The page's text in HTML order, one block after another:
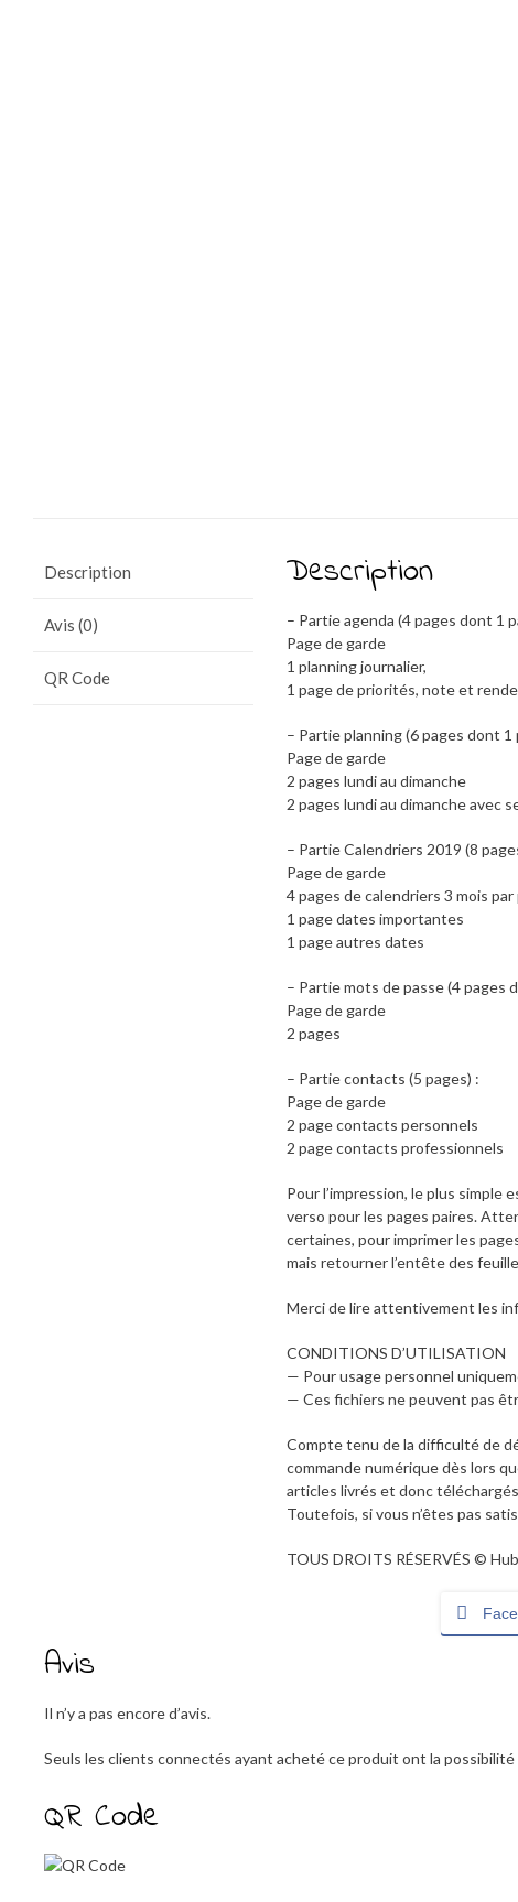
Description
Avis (0)
QR Code
Description
– Partie agenda (4 pages dont 1
Page de garde
1 planning journalier,
1 page de priorités, note et
– Partie planning (6 pages dont 1
Page de garde
2 pages lundi au dimanche
2 pages lundi au dimanche avec
– Partie Calendriers 2019 (8
Page de garde
4 pages de calendriers 3 mois par
1 page dates importantes
1 page autres dates
– Partie mots de passe (4 pages
Page de garde
2 pages
– Partie contacts (5 pages) :
Page de garde
2 page contacts personnels
2 page contacts professionnels
Pour l’impression, le plus simple
verso pour les pages paires.
certaines, pour imprimer les
mais retourner l’entête des
Merci de lire attentivement les
CONDITIONS D’UTILISATION
— Pour usage personnel
— Ces fichiers ne peuvent pas
Compte tenu de la difficulté de
commande numérique dès lors
articles livrés et donc
Toutefois, si vous n’êtes pas
TOUS DROITS RÉSERVÉS ©
Avis
Il n’y a pas encore d’avis.
Seuls les clients connectés ayant acheté ce produit ont la possibilité
QR Code